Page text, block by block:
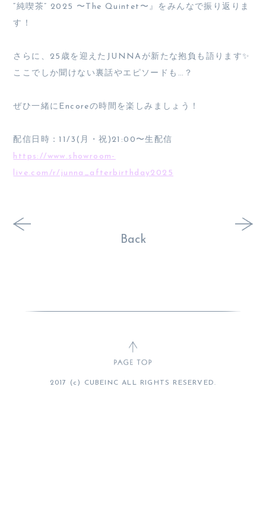
“純喫茶” 2025 〜The Quintet〜』をみんなで振り返りま
す！
さらに、25歳を迎えたJUNNAが新たな抱負も語ります✨
ここでしか聞けない裏話やエピソードも…？
ぜひ一緒にEncoreの時間を楽しみましょう！
配信日時：11/3(月・祝)21:00〜生配信
https://www.showroom-
live.com/r/junna_afterbirthday2025
Back
2017 (c) CUBEINC ALL RIGHTS RESERVED.